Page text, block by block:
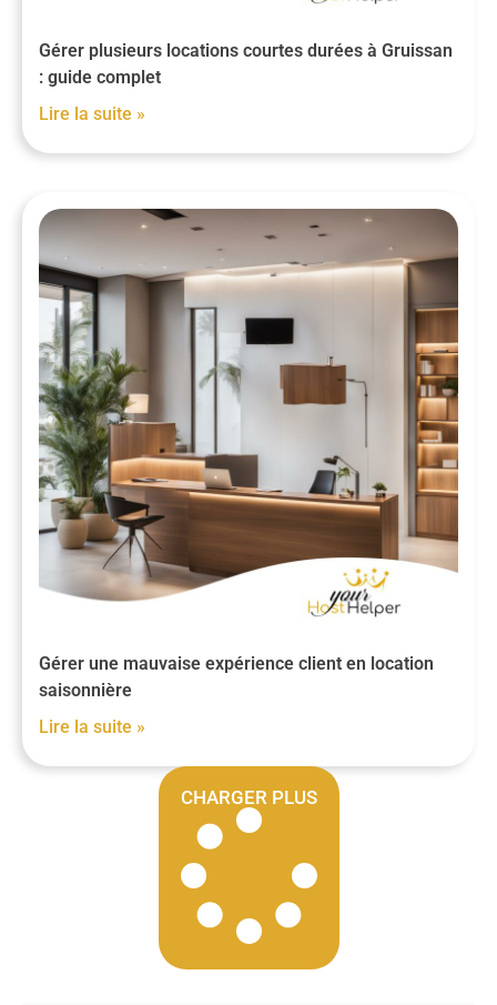
Gérer plusieurs locations courtes durées à Gruissan
: guide complet
Lire la suite »
Gérer une mauvaise expérience client en location
saisonnière
Lire la suite »
CHARGER PLUS